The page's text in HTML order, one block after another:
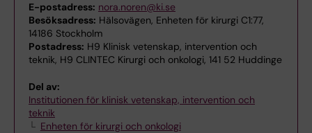
E-postadress: nora.noren@ki.se
Besöksadress: Hälsovägen, Enheten för kirurgi C1:77,
14186 Stockholm
Postadress: H9 Klinisk vetenskap, intervention och
teknik, H9 CLINTEC Kirurgi och onkologi, 141 52 Huddinge
Del av:
Institutionen för klinisk vetenskap, intervention och
teknik
Enheten för kirurgi och onkologi